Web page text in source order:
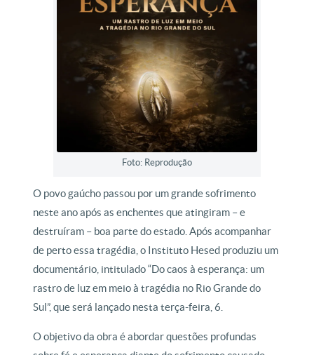
Foto: Reprodução
O povo gaúcho passou por um grande sofrimento
neste ano após as enchentes que atingiram – e
destruíram – boa parte do estado. Após acompanhar
de perto essa tragédia, o Instituto Hesed produziu um
documentário, intitulado “Do caos à esperança: um
rastro de luz em meio à tragédia no Rio Grande do
Sul”, que será lançado nesta terça-feira, 6.
O objetivo da obra é abordar questões profundas